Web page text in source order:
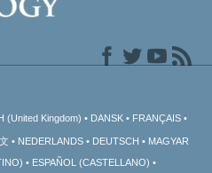
(United Kingdom) DANSK FRANÇAIS
NEDERLANDS DEUTSCH
MAGYAR
ESPAÑOL (CASTELLANO)